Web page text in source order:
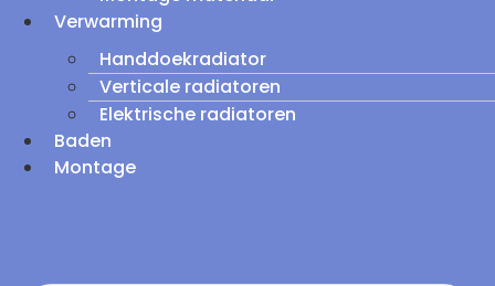
Verwarming
Handdoekradiator
Verticale radiatoren
Elektrische radiatoren
Baden
Montage